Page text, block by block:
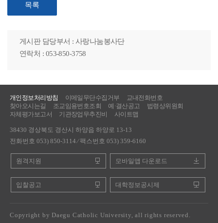
목록
게시판 담당부서 : 사랑나눔봉사단
연락처 : 053-850-3758
개인정보처리방침 이메일무단수집거부
교내전화번호
찾아오시는길
조교임용번호조회 예·결산공고
법령상위원회
자체평가보고서
기관장업무추진비 사이트맵
38430 경상북도 경산시 하양읍 하양로 13-13
전화번호 053) 850-3114 ⁄ 팩스번호 053) 359-6160
원격지원 모바일앱 다운로드
입찰공고 대학정보공시제
Copyright by Daegu Catholic University, all rights reserved.